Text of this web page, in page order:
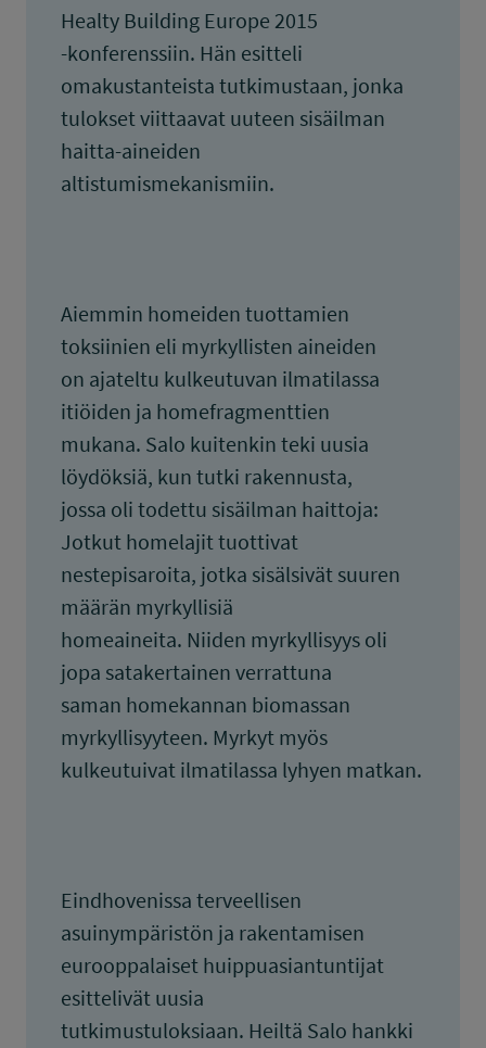
Healty Building Europe 2015
-konferenssiin. Hän esitteli
omakustanteista tutkimustaan, jonka
tulokset viittaavat uuteen sisäilman
haitta-aineiden
altistumismekanismiin.
Aiemmin homeiden tuottamien
toksiinien eli myrkyllisten aineiden
on ajateltu kulkeutuvan ilmatilassa
itiöiden ja homefragmenttien
mukana. Salo kuitenkin teki uusia
löydöksiä, kun tutki rakennusta,
jossa oli todettu sisäilman haittoja:
Jotkut homelajit tuottivat
nestepisaroita, jotka sisälsivät suuren
määrän myrkyllisiä
homeaineita. Niiden myrkyllisyys oli
jopa satakertainen verrattuna
saman homekannan biomassan
myrkyllisyyteen. Myrkyt myös
kulkeutuivat ilmatilassa lyhyen matkan.
Eindhovenissa terveellisen
asuinympäristön ja rakentamisen
eurooppalaiset huippuasiantuntijat
esittelivät uusia
tutkimustuloksiaan. Heiltä Salo hankki